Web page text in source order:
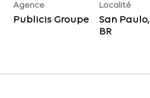
Agence
Publicis Groupe
Localité
San Paulo,